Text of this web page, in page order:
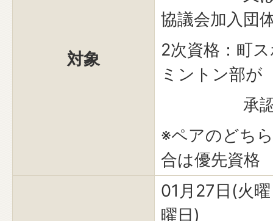
対象
協議会加入団
2次資格：町
ミントン部が
承認した
※ペアのどち
合は優先資格
01月27日(火
曜日)